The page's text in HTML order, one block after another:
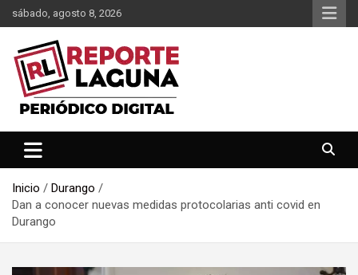
Saltar
al
contenido
sábado, agosto 8, 2026
Reporte Laguna
Inicio
Durango
Dan a conocer nuevas medidas protocolarias anti covid en
Durango